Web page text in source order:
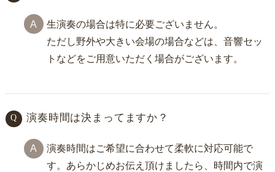
生演奏の場合は特に必要ございません。
ただし野外や大きい会場の場合などは、音響セッ
トなどをご用意いただく場合がございます。
演奏時間は決まってますか？
演奏時間はご希望に合わせて柔軟に対応可能で
す。あらかじめお伝え頂けましたら、時間内で演